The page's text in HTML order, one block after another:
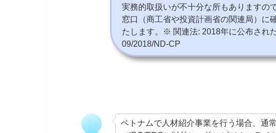
実務的取扱いが不十分な所もありますの
窓口（商工省や投資計画省の関連局）に
たします。※ 関連法: 2018年に公布され
09/2018/ND-CP
ベトナムで人材紹介事業を行う場合、通